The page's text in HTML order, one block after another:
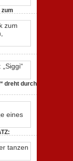
zum
dreht durch